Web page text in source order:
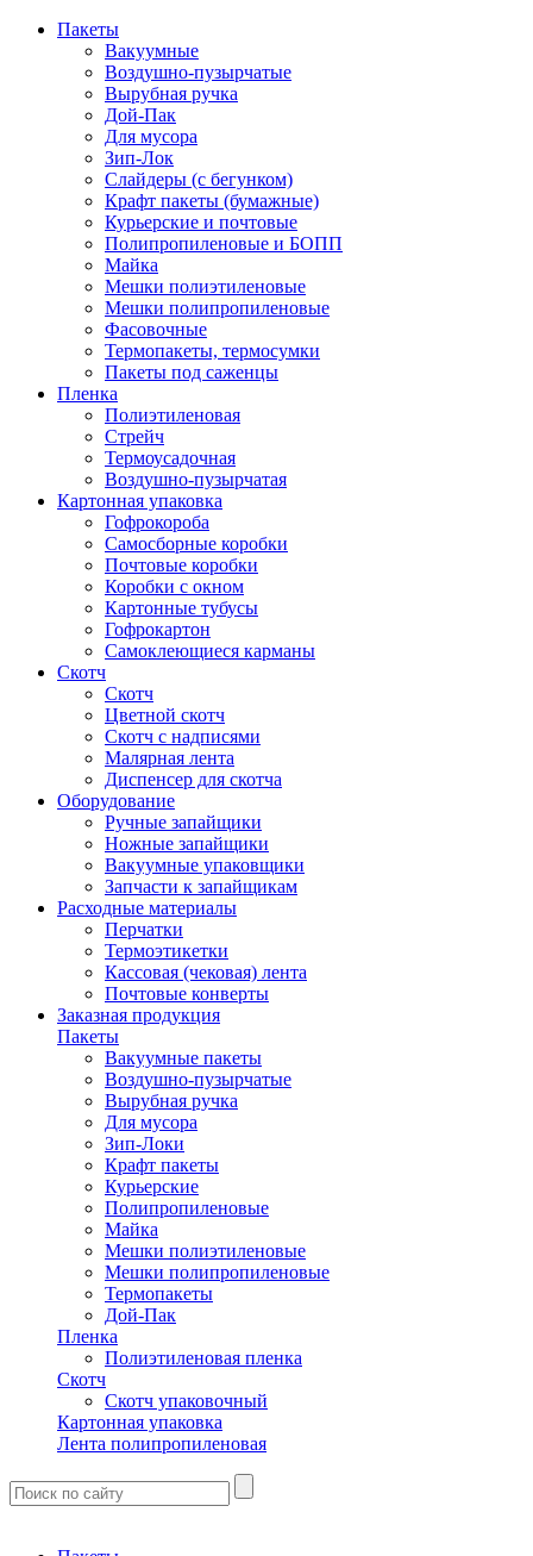
Пакеты
Вакуумные
Воздушно-пузырчатые
Вырубная ручка
Дой-Пак
Для мусора
Зип-Лок
Слайдеры (с бегунком)
Крафт пакеты (бумажные)
Курьерские и почтовые
Полипропиленовые и БОПП
Майка
Мешки полиэтиленовые
Мешки полипропиленовые
Фасовочные
Термопакеты, термосумки
Пакеты под саженцы
Пленка
Полиэтиленовая
Стрейч
Термоусадочная
Воздушно-пузырчатая
Картонная упаковка
Гофрокороба
Самосборные коробки
Почтовые коробки
Коробки с окном
Картонные тубусы
Гофрокартон
Самоклеющиеся карманы
Скотч
Скотч
Цветной скотч
Скотч с надписями
Малярная лента
Диспенсер для скотча
Оборудование
Ручные запайщики
Ножные запайщики
Вакуумные упаковщики
Запчасти к запайщикам
Расходные материалы
Перчатки
Термоэтикетки
Кассовая (чековая) лента
Почтовые конверты
Заказная продукция
Пакеты
Вакуумные пакеты
Воздушно-пузырчатые
Вырубная ручка
Для мусора
Зип-Локи
Крафт пакеты
Курьерские
Полипропиленовые
Майка
Мешки полиэтиленовые
Мешки полипропиленовые
Термопакеты
Дой-Пак
Пленка
Полиэтиленовая пленка
Скотч
Скотч упаковочный
Картонная упаковка
Лента полипропиленовая